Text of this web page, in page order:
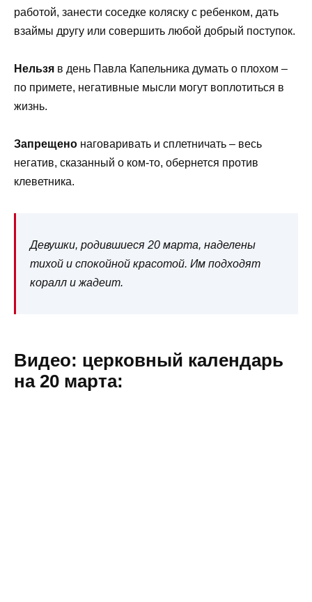
работой, занести соседке коляску с ребенком, дать
взаймы другу или совершить любой добрый поступок.
Нельзя в день Павла Капельника думать о плохом –
по примете, негативные мысли могут воплотиться в
жизнь.
Запрещено наговаривать и сплетничать – весь
негатив, сказанный о ком-то, обернется против
клеветника.
Девушки, родившиеся 20 марта, наделены
тихой и спокойной красотой. Им подходят
коралл и жадеит.
Видео: церковный календарь
на 20 марта: